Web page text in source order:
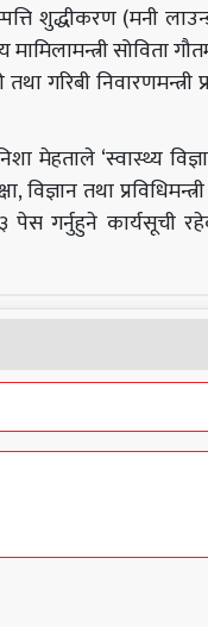
शुद्धीकरण (मनी
सोविता
गरिबी
मेहताले ‘स्वास्थ्य
तथा
गर्नुहुने कार्यसूची